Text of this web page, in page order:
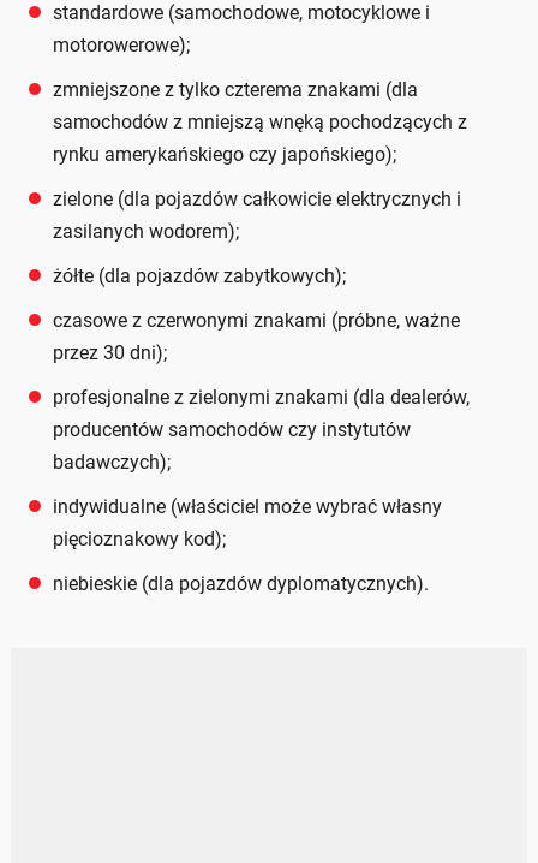
standardowe (samochodowe, motocyklowe i
motorowerowe);
zmniejszone z tylko czterema znakami (dla
samochodów z mniejszą wnęką pochodzących z
rynku amerykańskiego czy japońskiego);
zielone (dla pojazdów całkowicie elektrycznych i
zasilanych wodorem);
żółte (dla pojazdów zabytkowych);
czasowe z czerwonymi znakami (próbne, ważne
przez 30 dni);
profesjonalne z zielonymi znakami (dla dealerów,
producentów samochodów czy instytutów
badawczych);
indywidualne (właściciel może wybrać własny
pięcioznakowy kod);
niebieskie (dla pojazdów dyplomatycznych).